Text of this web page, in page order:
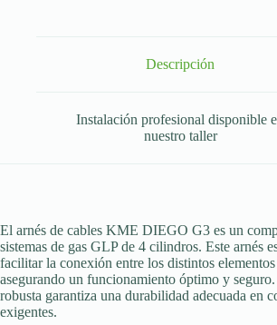
Descripción
Instalación profesional disponible
nuestro taller
El arnés de cables KME DIEGO G3 es un
sistemas de gas GLP de 4 cilindros. Este arnés
facilitar la conexión entre los distintos elementos
asegurando un funcionamiento óptimo y
robusta garantiza una durabilidad adecuada en
exigentes.